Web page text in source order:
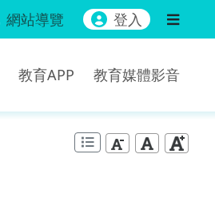
網站導覽 登入
教育APP 教育媒體影音